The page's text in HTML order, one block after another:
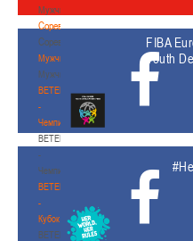
Мужчины
Соревнования
Соревнования
Мужчины
Мужчины
BETERA
-
Чемпионат
BETERA
-
Чемпионат
BETERA
-
Кубок
BETERA
FIBA
Youth